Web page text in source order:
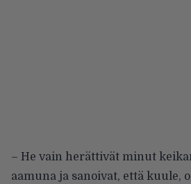
– He vain herättivät minut
aamuna ja sanoivat, että kuule,